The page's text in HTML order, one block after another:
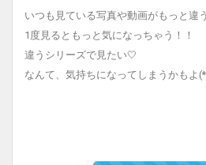
いつも見ている写真や動画がもっと違
1度見るともっと気になっちゃう！！
違うシリーズで見たい🤍
なんて、気持ちになってしまうかもよ